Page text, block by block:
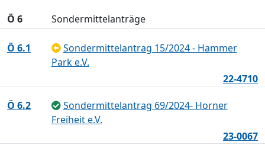
Ö 6 Sondermittelanträge
Ö 6.1
Sondermittelantrag 15/2024 - Hammer
Park e.V.
22-4710
Ö 6.2
Sondermittelantrag 69/2024- Horner
Freiheit e.V.
23-0067